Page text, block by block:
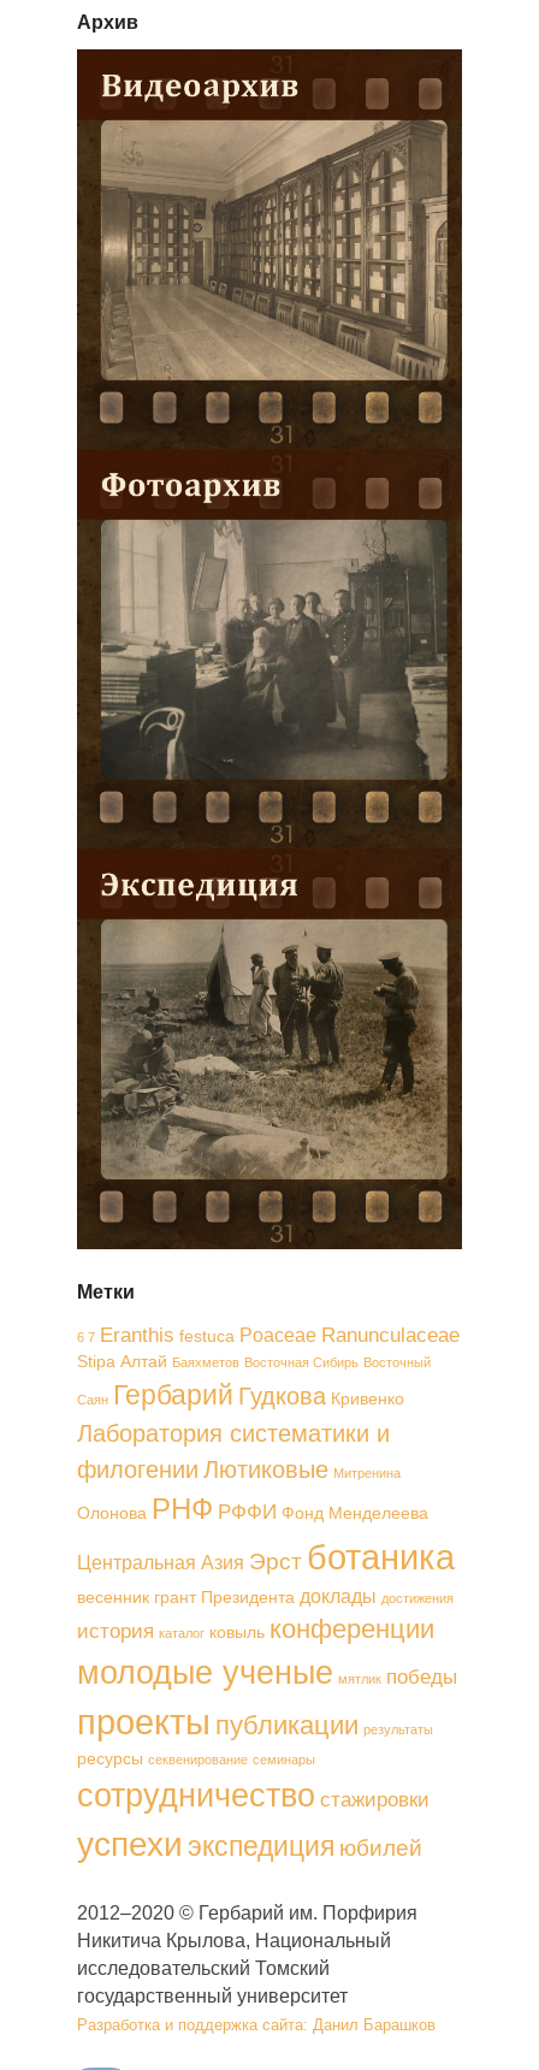
Архив
Метки
6 7 Eranthis festuca Poaceae Ranunculaceae
Stipa Алтай Баяхметов Восточная Сибирь Восточный
Саян Гербарий Гудкова Кривенко
Лаборатория систематики и
филогении Лютиковые Митренина
Олонова РНФ РФФИ Фонд Менделеева
Центральная Азия Эрст ботаника
весенник грант Президента доклады достижения
история каталог ковыль конференции
молодые ученые мятлик победы
проекты публикации результаты
ресурсы секвенирование семинары
сотрудничество стажировки
успехи экспедиция юбилей
2012–2020 © Гербарий им. Порфирия
Никитича Крылова, Национальный
исследовательский Томский
государственный университет
Разработка и поддержка сайта: Данил Барашков